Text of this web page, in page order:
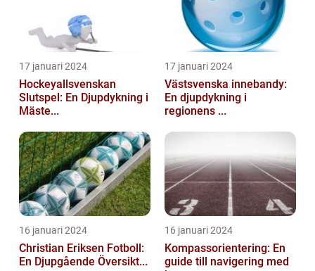
17 januari 2024
Hockeyallsvenskan
Slutspel: En Djupdykning i
Mäste...
17 januari 2024
Västsvenska innebandy:
En djupdykning i
regionens ...
16 januari 2024
Christian Eriksen Fotboll:
En Djupgående Översikt...
16 januari 2024
Kompassorientering: En
guide till navigering med